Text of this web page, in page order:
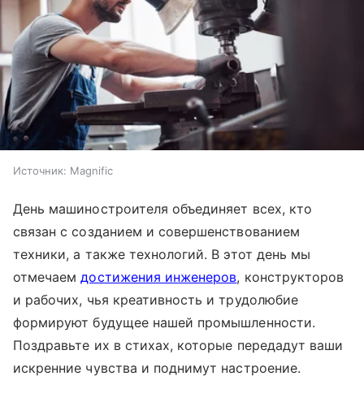
Источник: Magnific
День машиностроителя объединяет всех, кто
связан с созданием и совершенствованием
техники, а также технологий. В этот день мы
отмечаемдостижения инженеров, конструкторов
и рабочих, чья креативность и трудолюбие
формируют будущее нашей промышленности.
Поздравьте их в стихах, которые передадут ваши
искренние чувства и поднимут настроение.